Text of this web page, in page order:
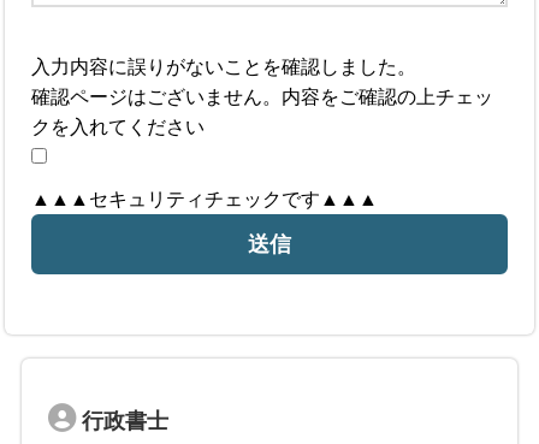
入力内容に誤りがないことを確認しました。
確認ページはございません。内容をご確認の上チェッ
クを入れてください
▲▲▲セキュリティチェックです▲▲▲
行政書士